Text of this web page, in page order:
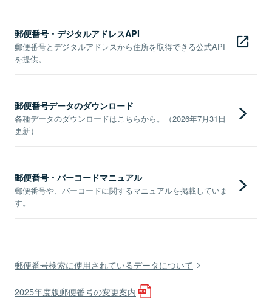
郵便番号・デジタルアドレスAPI
郵便番号とデジタルアドレスから住所を取得できる公式API
を提供。
郵便番号データのダウンロード
各種データのダウンロードはこちらから。（2026年7月31日
更新）
郵便番号・バーコードマニュアル
郵便番号や、バーコードに関するマニュアルを掲載していま
す。
郵便番号検索に使用されているデータについて
2025年度版郵便番号の変更案内